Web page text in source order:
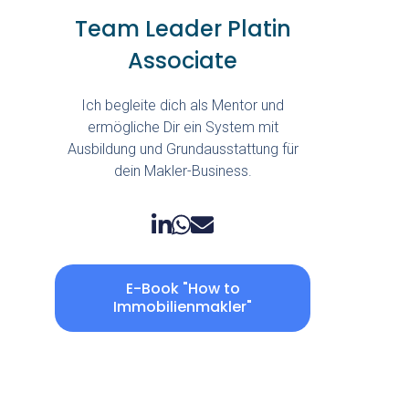
Team Leader Platin
Associate
Ich begleite dich als Mentor und
ermögliche Dir ein System mit
Ausbildung und Grundausstattung für
dein Makler-Business.
E-Book "How to
Immobilienmakler"